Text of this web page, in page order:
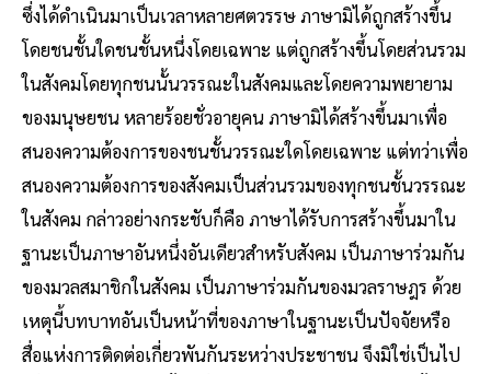
ซึ่งได้ดำเนินมาเป็นเวลาหลายศตวรรษ ภาษามิได้ถูกสร้างขึ้น
โดยชนชั้นใดชนชั้นหนึ่งโดยเฉพาะ แต่ถูกสร้างขึ้นโดยส่วนรวม
ในสังคมโดยทุกชนนั้นวรรณะในสังคมและโดยความพยายาม
ของมนุษยชน หลายร้อยชั่วอายุคน ภาษามิได้สร้างขึ้นมาเพื่อ
สนองความต้องการของชนชั้นวรรณะใดโดยเฉพาะ แต่ทว่าเพื่อ
สนองความต้องการของสังคมเป็นส่วนรวมของทุกชนชั้นวรรณะ
ในสังคม กล่าวอย่างกระชับก็คือ ภาษาได้รับการสร้างขึ้นมาใน
ฐานะเป็นภาษาอันหนึ่งอันเดียวสำหรับสังคม เป็นภาษาร่วมกัน
ของมวลสมาชิกในสังคม เป็นภาษาร่วมกันของมวลราษฎร ด้วย
เหตุนี้บทบาทอันเป็นหน้าที่ของภาษาในฐานะเป็นปัจจัยหรือ
สื่อแห่งการติดต่อเกี่ยวพันกันระหว่างประชาชน จึงมิใช่เป็นไป